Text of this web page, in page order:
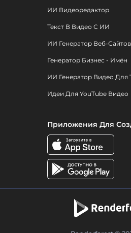
ИИ Видеоредактор
Текст В Видео С ИИ
ИИ Генератор Веб-Сайтов
Генератор Бизнес - Имён
ИИ Генератор Видео Для
Идеи Для YouTube Видео
Приложения Для